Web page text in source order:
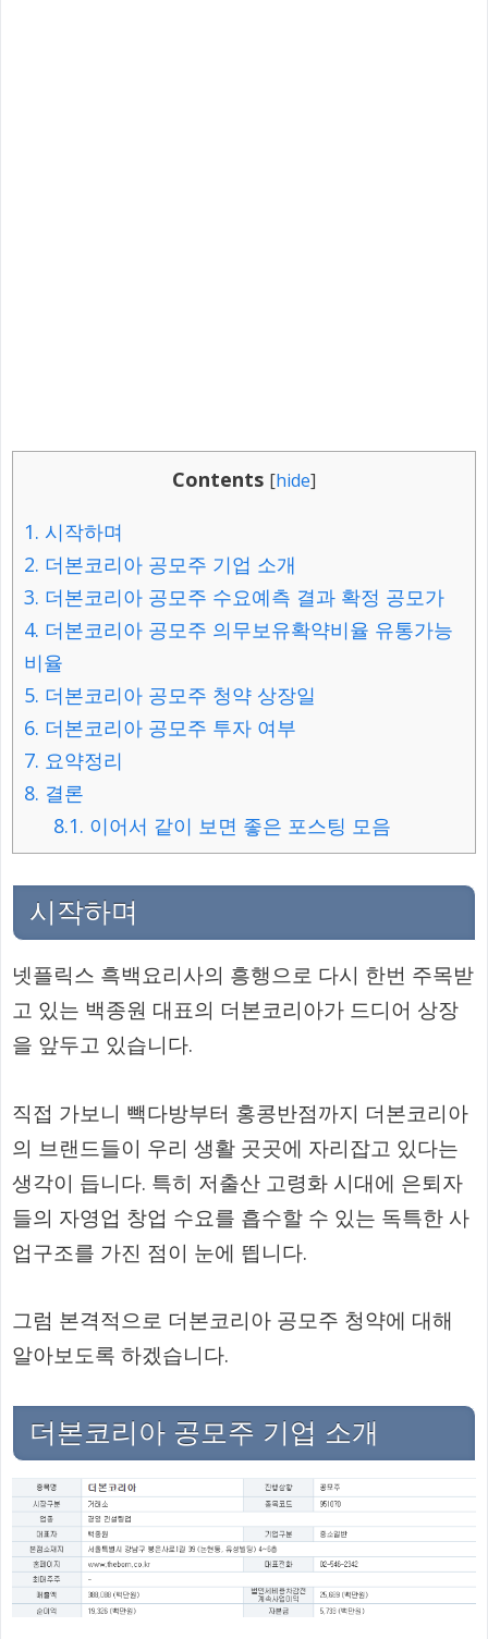
Contents [hide]
1. 시작하며
2. 더본코리아 공모주 기업 소개
3. 더본코리아 공모주 수요예측 결과 확정 공모가
4. 더본코리아 공모주 의무보유확약비율 유통가능
비율
5. 더본코리아 공모주 청약 상장일
6. 더본코리아 공모주 투자 여부
7. 요약정리
8. 결론
8.1. 이어서 같이 보면 좋은 포스팅 모음
시작하며
넷플릭스 흑백요리사의 흥행으로 다시 한번 주목받
고 있는 백종원 대표의 더본코리아가 드디어 상장
을 앞두고 있습니다.
직접 가보니 빽다방부터 홍콩반점까지 더본코리아
의 브랜드들이 우리 생활 곳곳에 자리잡고 있다는
생각이 듭니다. 특히 저출산 고령화 시대에 은퇴자
들의 자영업 창업 수요를 흡수할 수 있는 독특한 사
업구조를 가진 점이 눈에 띕니다.
그럼 본격적으로 더본코리아 공모주 청약에 대해
알아보도록 하겠습니다.
더본코리아 공모주 기업 소개